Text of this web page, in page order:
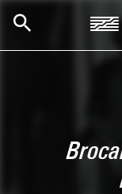
Centre